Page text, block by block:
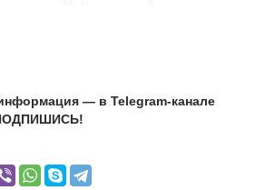
— в Telegram-канале